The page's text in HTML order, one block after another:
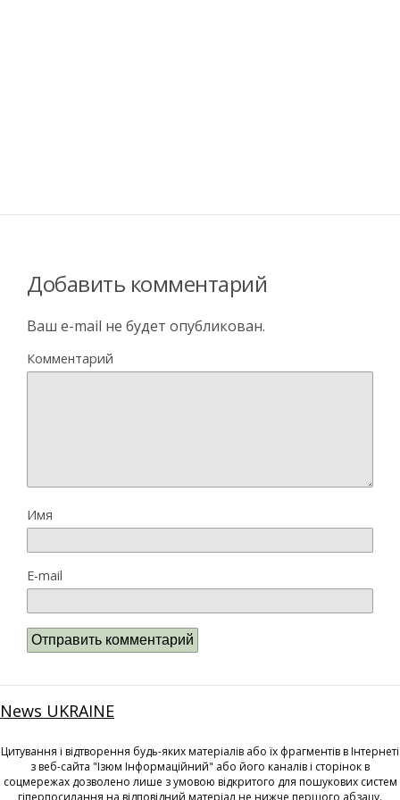
Добавить комментарий
Ваш e-mail не будет опубликован.
Комментарий
Имя
E-mail
News UKRAINE
Цитування і відтворення будь-яких матеріалів або їх фрагментів в Інтернеті
з веб-сайта "Ізюм Інформаційний" або його каналів і сторінок в
соцмережах дозволено лише з умовою відкритого для пошукових систем